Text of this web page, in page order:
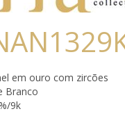
em ouro com zircões
Branco
9k